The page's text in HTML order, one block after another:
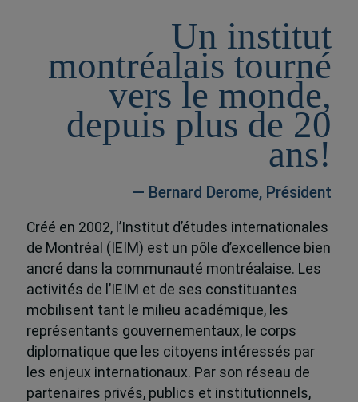
Un institut
montréalais tourné
vers le monde,
depuis plus de 20
ans!
— Bernard Derome, Président
Créé en 2002, l’Institut d’études internationales
de Montréal (IEIM) est un pôle d’excellence bien
ancré dans la communauté montréalaise. Les
activités de l’IEIM et de ses constituantes
mobilisent tant le milieu académique, les
représentants gouvernementaux, le corps
diplomatique que les citoyens intéressés par
les enjeux internationaux. Par son réseau de
partenaires privés, publics et institutionnels,